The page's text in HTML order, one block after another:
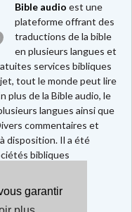
garantir
Bible audio est une
plateforme offrant des
traductions de la bible
en plusieurs langues et
services bibliques
tout le monde peut lire
plus de la Bible audio, le
langues ainsi que
commentaires et
disposition. Il a été
bibliques